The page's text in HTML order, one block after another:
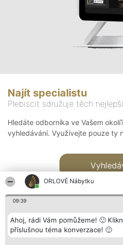
ORLOVÉ Nábytku
09:39
Ahoj, rádi Vám pomůžeme! 🙂
příslušnou téma konverzace! 🙂
Najít specialistu
Plebiscit sdružuje těch
Hledáte odborníka ve Vašem
vyhledávání. Využívejte pouze ty